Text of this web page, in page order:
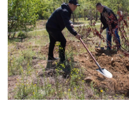
专题
资料库